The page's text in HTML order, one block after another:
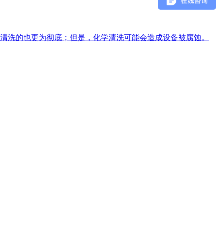
的也更为彻底；但是，化学清洗可能会造成设备被腐蚀。